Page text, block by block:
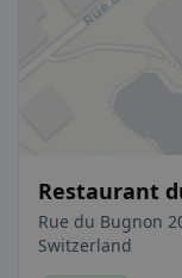
Restaurant
Rue du Bugnon
Switzerland